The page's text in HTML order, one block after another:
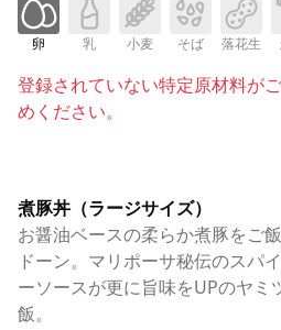
卵 乳 小麦 そば 落花生
登録されていない特定原材料が
めください。
煮豚丼（ラージサイズ）
お醤油ベースの柔らか煮豚をご
ドーン。マリポーサ秘伝のスパ
ーソースが更に旨味をUPのヤミ
飯。